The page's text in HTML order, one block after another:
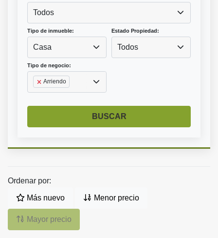
Todos
Tipo de inmueble:
Casa
Estado Propiedad:
Todos
Tipo de negocio:
Arriendo
BUSCAR
Ordenar por:
Más nuevo Menor precio
Mayor precio